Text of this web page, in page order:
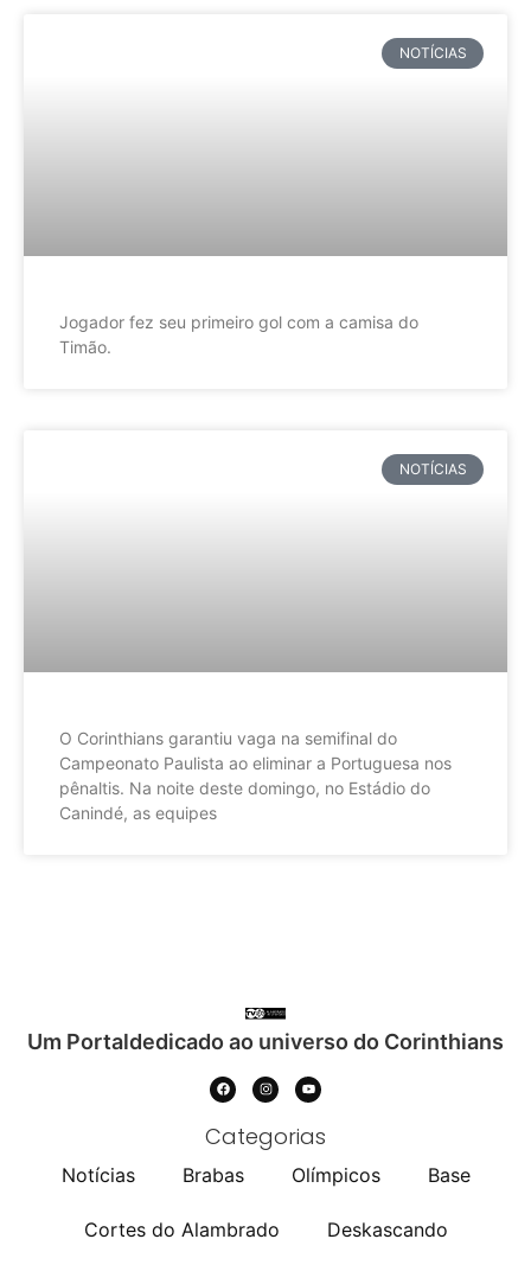
NOTÍCIAS
Jogador fez seu primeiro gol com a camisa do
Timão.
NOTÍCIAS
O Corinthians garantiu vaga na semifinal do
Campeonato Paulista ao eliminar a Portuguesa nos
pênaltis. Na noite deste domingo, no Estádio do
Canindé, as equipes
Um Portaldedicado ao universo do Corinthians
Categorias
Notícias Brabas Olímpicos Base
Cortes do Alambrado Deskascando